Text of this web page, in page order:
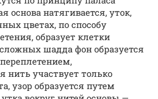
натягивается, уток,
цветах, по способу
образует клетки
шадда фон образуется
нить участвует только
узор образуется путем